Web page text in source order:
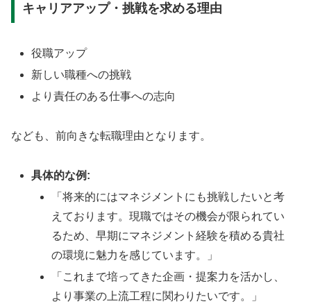
キャリアアップ・挑戦を求める理由
役職アップ
新しい職種への挑戦
より責任のある仕事への志向
なども、前向きな転職理由となります。
具体的な例:
「将来的にはマネジメントにも挑戦したいと考
えております。現職ではその機会が限られてい
るため、早期にマネジメント経験を積める貴社
の環境に魅力を感じています。」
「これまで培ってきた企画・提案力を活かし、
より事業の上流工程に関わりたいです。」